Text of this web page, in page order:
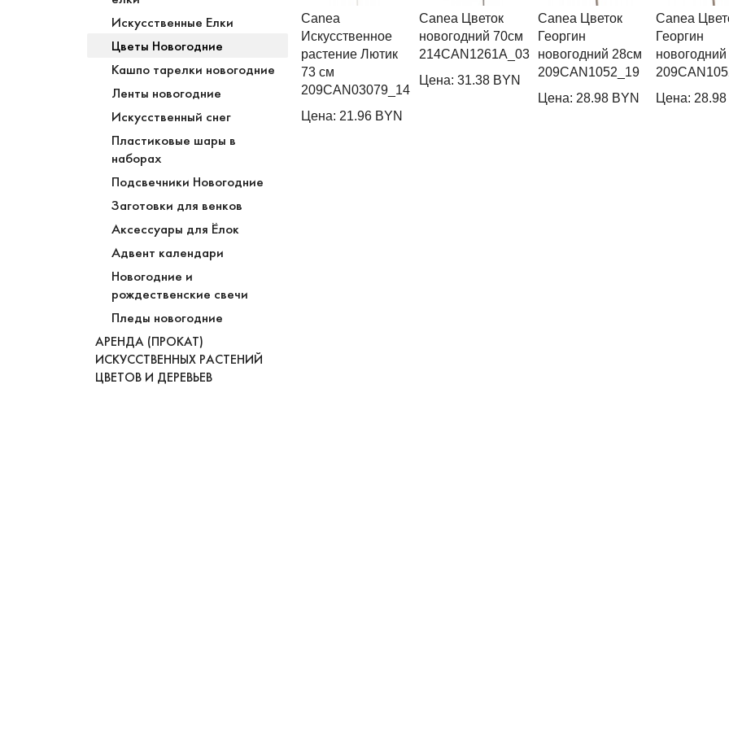
Искусственные Елки
Цветы Новогодние
Кашпо тарелки новогодние
Ленты новогодние
Искусственный снег
Пластиковые шары в
наборах
Подсвечники Новогодние
Заготовки для венков
Аксессуары для Ёлок
Адвент календари
Новогодние и
рождественские свечи
Пледы новогодние
АРЕНДА (ПРОКАТ)
ИСКУССТВЕННЫХ РАСТЕНИЙ
ЦВЕТОВ И ДЕРЕВЬЕВ
Canea
Искусственное
растение Лютик
73 см
209CAN03079_14
Цена: 21.96 BYN
Canea Цветок
новогодний 70см
214CAN1261A_03
Цена: 31.38 BYN
Canea Цветок
Георгин
новогодний 28см
209CAN1052_19
Цена: 28.98 BYN
Canea
Георгин
Цена: